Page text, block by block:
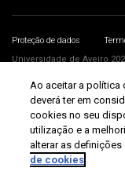
Proteção de dados
Universidade de Aveiro
Ao aceitar a política
deverá ter em
cookies no seu
utilização e a
alterar as
de cookies